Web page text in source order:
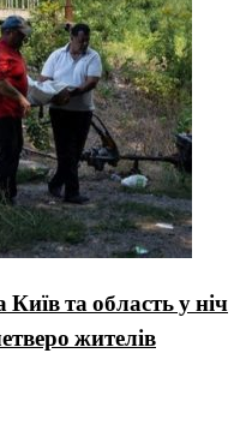
Київ та область у ніч
жителів